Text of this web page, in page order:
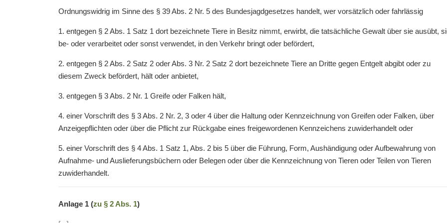
Ordnungswidrig im Sinne des § 39 Abs. 2 Nr. 5 des Bundesjagdgesetzes handelt, wer vorsätzlich oder fahrlässig
1. entgegen § 2 Abs. 1 Satz 1 dort bezeichnete Tiere in Besitz nimmt, erwirbt, die tatsächliche Gewalt über sie ausübt,
be- oder verarbeitet oder sonst verwendet, in den Verkehr bringt oder befördert,
2. entgegen § 2 Abs. 2 Satz 2 oder Abs. 3 Nr. 2 Satz 2 dort bezeichnete Tiere an Dritte gegen Entgelt abgibt oder zu
diesem Zweck befördert, hält oder anbietet,
3. entgegen § 3 Abs. 2 Nr. 1 Greife oder Falken hält,
4. einer Vorschrift des § 3 Abs. 2 Nr. 2, 3 oder 4 über die Haltung oder Kennzeichnung von Greifen oder Falken, über
Anzeigepflichten oder über die Pflicht zur Rückgabe eines freigewordenen Kennzeichens zuwiderhandelt oder
5. einer Vorschrift des § 4 Abs. 1 Satz 1, Abs. 2 bis 5 über die Führung, Form, Aushändigung oder Aufbewahrung von
Aufnahme- und Auslieferungsbüchern oder Belegen oder über die Kennzeichnung von Tieren oder Teilen von Tieren
zuwiderhandelt.
Anlage 1 (zu § 2 Abs. 1)